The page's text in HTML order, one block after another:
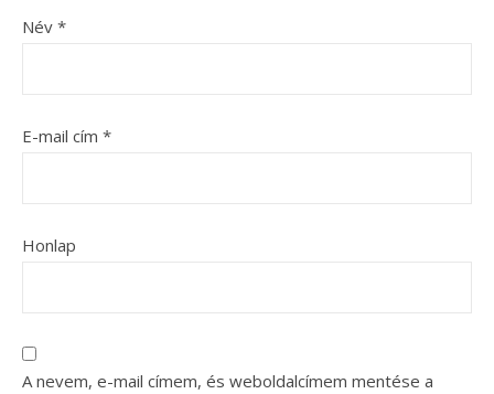
Név *
E-mail cím *
Honlap
A nevem, e-mail címem, és weboldalcímem mentése a